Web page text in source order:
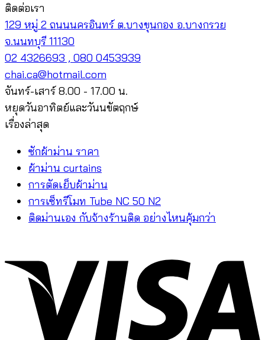
ติดต่อเรา
129 หมู่ 2 ถนนนครอินทร์ ต.บางขุนกอง อ.บางกรวย
จ.นนทบุรี 11130
02 4326693 , 080 0453939
chai.ca@hotmail.com
จันทร์-เสาร์ 8.00 - 17.00 น.
หยุดวันอาทิตย์และวันนขัตฤกษ์
เรื่องล่าสุด
ซักผ้าม่าน ราคา
ผ้าม่าน curtains
การตัดเย็บผ้าม่าน
การเซ็ทรีโมท Tube NC 50 N2
ติดม่านเอง กับจ้างร้านติด อย่างไหนคุ้มกว่า